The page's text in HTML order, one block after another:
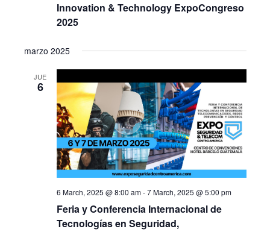
Innovation & Technology ExpoCongreso
2025
marzo 2025
JUE
6
6 March, 2025 @ 8:00 am-7 March, 2025 @ 5:00 pm
Feria y Conferencia Internacional de
Tecnologías en Seguridad,